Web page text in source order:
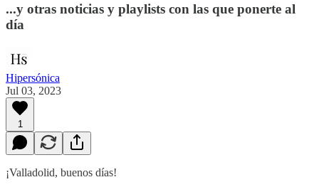
...y otras noticias y playlists con las que ponerte al
día
Hipersónica
Jul 03, 2023
1
¡Valladolid, buenos días!